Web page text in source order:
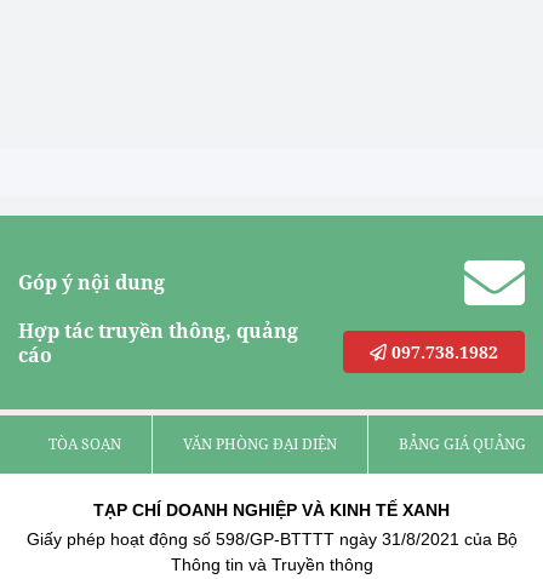
Góp ý nội dung
Hợp tác truyền thông, quảng
cáo
097.738.1982
TÒA SOẠN VĂN PHÒNG ĐẠI DIỆN BẢNG GIÁ QUẢNG
TẠP CHÍ DOANH NGHIỆP VÀ KINH TẾ XANH
Giấy phép hoạt động số 598/GP-BTTTT ngày 31/8/2021 của Bộ
Thông tin và Truyền thông